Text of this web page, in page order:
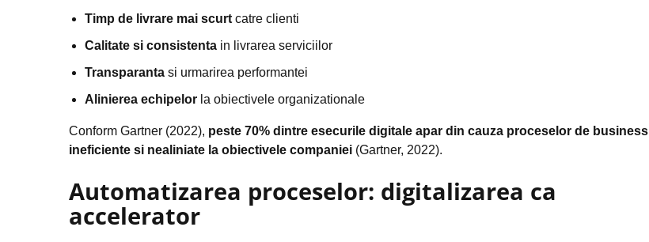
Timp de livrare mai scurt catre clienti
Calitate si consistenta in livrarea serviciilor
Transparanta si urmarirea performantei
Alinierea echipelor la obiectivele organizationale
Conform Gartner (2022), peste 70% dintre esecurile digitale apar din cauza proceselor de business
ineficiente si nealiniate la obiectivele companiei (Gartner, 2022).
Automatizarea proceselor: digitalizarea ca
accelerator